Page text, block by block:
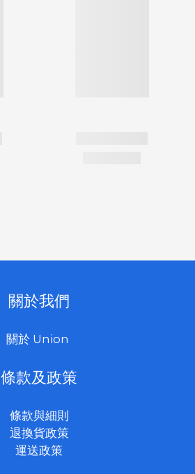
關於我們
關於 Union
條款及政策
條款與細則
退換貨政策
運送政策